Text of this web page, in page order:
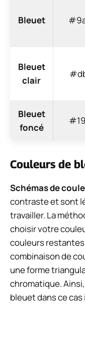
Bleuet
Bleuet
clair
Bleuet
foncé
Couleurs de
Schémas de
contraste et sont
travailler. La
choisir votre
couleurs
combinaison de
une forme
chromatique.
bleuet dans ce